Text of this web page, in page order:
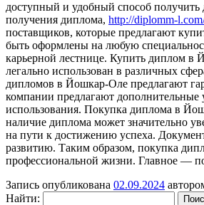
доступный и удобный способ получить
получения диплома, http://diplomm-
поставщиков, которые предлагают
быть оформлены на любую
карьерной лестнице. Купить диплом в
легально использован в различных
дипломов в Йошкар-Оле предлагают
компании предлагают дополнительные
использования. Покупка диплома в
наличие диплома может значительно
на пути к достижению успеха.
развитию. Таким образом, покупка
профессиональной жизни. Главное —
Запись опубликована 02.09.2024
Найти: